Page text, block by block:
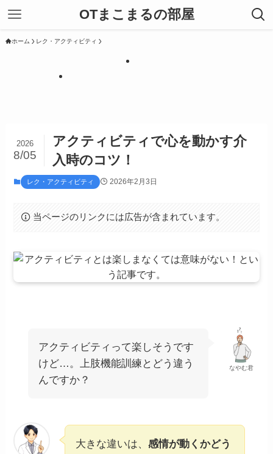
OTまこまるの部屋
ホーム レク・アクティビティ
アクティビティで心を動かす介
入時のコツ！
2026
8/05
レク・アクティビティ 2026年2月3日
当ページのリンクには広告が含まれています。
なやむ君
アクティビティって楽しそうです
けど…。上肢機能訓練とどう違う
んですか？
大きな違いは、感情が動くかどう